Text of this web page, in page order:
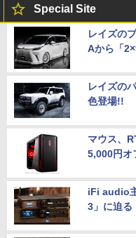
Special Site
レイズの
Aから「
レイズの
色登場!!
マウス、
5,000円オ
iFi audio
3」に迫る